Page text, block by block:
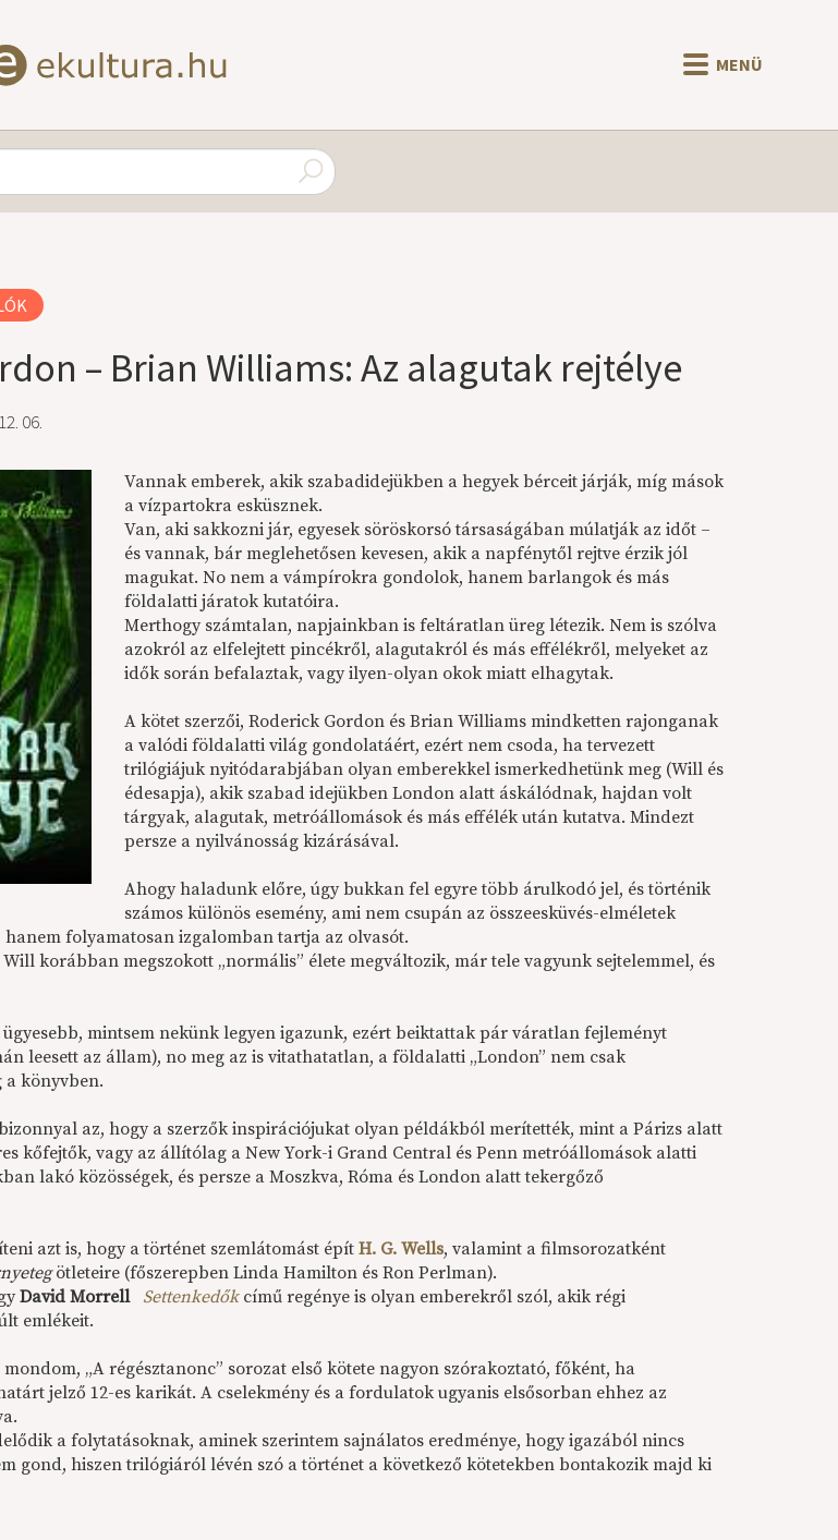
MENÜ
– Brian Williams: Az alagutak rejtélye
06.
Vannak emberek, akik szabadidejükben a hegyek bérceit járják, míg mások
a vízpartokra esküsznek.
Van, aki sakkozni jár, egyesek söröskorsó társaságában múlatják az időt –
és vannak, bár meglehetősen kevesen, akik a napfénytől rejtve érzik jól
magukat. No nem a vámpírokra gondolok, hanem barlangok és más
földalatti járatok kutatóira.
Merthogy számtalan, napjainkban is feltáratlan üreg létezik. Nem is szólva
azokról az elfelejtett pincékről, alagutakról és más effélékről, melyeket az
idők során befalaztak, vagy ilyen-olyan okok miatt elhagytak.
A kötet szerzői, Roderick Gordon és Brian Williams mindketten rajonganak
a valódi földalatti világ gondolatáért, ezért nem csoda, ha tervezett
trilógiájuk nyitódarabjában olyan emberekkel ismerkedhetünk meg (Will és
édesapja), akik szabad idejükben London alatt áskálódnak, hajdan volt
tárgyak, alagutak, metróállomások és más effélék után kutatva. Mindezt
persze a nyilvánosság kizárásával.
Ahogy haladunk előre, úgy bukkan fel egyre több árulkodó jel, és történik
számos különös esemény, ami nem csupán az összeesküvés-elméletek
folyamatosan izgalomban tartja az olvasót.
korábban megszokott „normális” élete megváltozik, már tele vagyunk sejtelemmel, és
mintsem nekünk legyen igazunk, ezért beiktattak pár váratlan fejleményt
leesett az állam), no meg az is vitathatatlan, a földalatti „London” nem csak
a könyvben.
az, hogy a szerzők inspirációjukat olyan példákból merítették, mint a Párizs alatt
kőfejtők, vagy az állítólag a New York-i Grand Central és Penn metróállomások alatti
lakó közösségek, és persze a Moszkva, Róma és London alatt tekergőző
azt is, hogy a történet szemlátomást építH. G. Wells, valamint a filmsorozatként
ötleteire (főszerepben Linda Hamilton és Ron Perlman).
David Morrell Settenkedők című regénye is olyan emberekről szól, akik régi
emlékeit.
„A régésztanonc” sorozat első kötete nagyon szórakoztató, főként, ha
jelző 12-es karikát. A cselekmény és a fordulatok ugyanis elsősorban ehhez az
a folytatásoknak, aminek szerintem sajnálatos eredménye, hogy igazából nincs
gond, hiszen trilógiáról lévén szó a történet a következő kötetekben bontakozik majd ki